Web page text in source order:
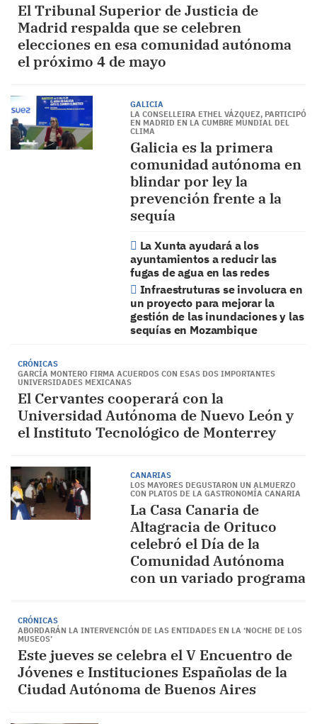
El Tribunal Superior de Justicia de
Madrid respalda que se celebren
elecciones en esa comunidad autónoma
el próximo 4 de mayo
GALICIA
LA CONSELLEIRA ETHEL VÁZQUEZ, PARTICIPÓ
EN MADRID EN LA CUMBRE MUNDIAL DEL
CLIMA
Galicia es la primera
comunidad autónoma en
blindar por ley la
prevención frente a la
sequía
La Xunta ayudará a los
ayuntamientos a reducir las
fugas de agua en las redes
Infraestruturas se involucra en
un proyecto para mejorar la
gestión de las inundaciones y las
sequías en Mozambique
CRÓNICAS
GARCÍA MONTERO FIRMA ACUERDOS CON ESAS DOS IMPORTANTES
UNIVERSIDADES MEXICANAS
El Cervantes cooperará con la
Universidad Autónoma de Nuevo León y
el Instituto Tecnológico de Monterrey
CANARIAS
LOS MAYORES DEGUSTARON UN ALMUERZO
CON PLATOS DE LA GASTRONOMÍA CANARIA
La Casa Canaria de
Altagracia de Orituco
celebró el Día de la
Comunidad Autónoma
con un variado programa
CRÓNICAS
ABORDARÁN LA INTERVENCIÓN DE LAS ENTIDADES EN LA ‘NOCHE DE LOS
MUSEOS’
Este jueves se celebra el V Encuentro de
Jóvenes e Instituciones Españolas de la
Ciudad Autónoma de Buenos Aires